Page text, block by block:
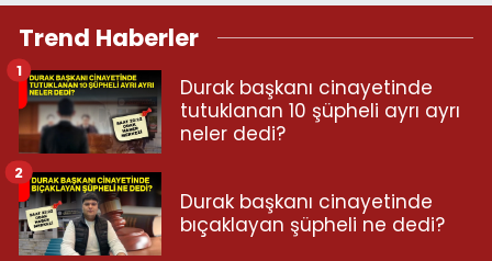
Trend Haberler
Durak başkanı cinayetinde
tutuklanan 10 şüpheli ayrı ayrı
neler dedi?
1
Durak başkanı cinayetinde
bıçaklayan şüpheli ne dedi?
2